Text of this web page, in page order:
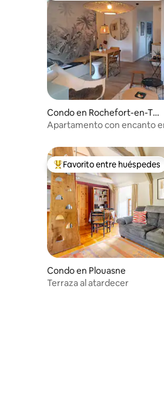
Condo en Rochefort-en-Ter
re
Apartamento con encanto
Favorito entre huéspedes
Favorito entre huéspedes
Condo en Plouasne
Terraza al atardecer